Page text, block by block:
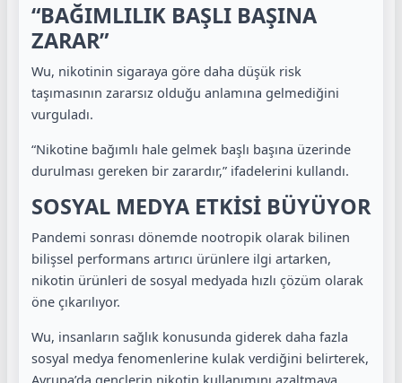
“BAĞIMLILIK BAŞLI BAŞINA
ZARAR”
Wu, nikotinin sigaraya göre daha düşük risk
taşımasının zararsız olduğu anlamına gelmediğini
vurguladı.
“Nikotine bağımlı hale gelmek başlı başına üzerinde
durulması gereken bir zarardır,” ifadelerini kullandı.
SOSYAL MEDYA ETKİSİ BÜYÜYOR
Pandemi sonrası dönemde nootropik olarak bilinen
bilişsel performans artırıcı ürünlere ilgi artarken,
nikotin ürünleri de sosyal medyada hızlı çözüm olarak
öne çıkarılıyor.
Wu, insanların sağlık konusunda giderek daha fazla
sosyal medya fenomenlerine kulak verdiğini belirterek,
Avrupa’da gençlerin nikotin kullanımını azaltmaya